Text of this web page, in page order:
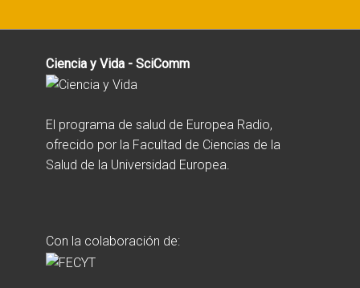
Ciencia y Vida - SciComm
El programa de salud de Europea Radio,
ofrecido por la Facultad de Ciencias de la
Salud de la Universidad Europea.
Con la colaboración de: